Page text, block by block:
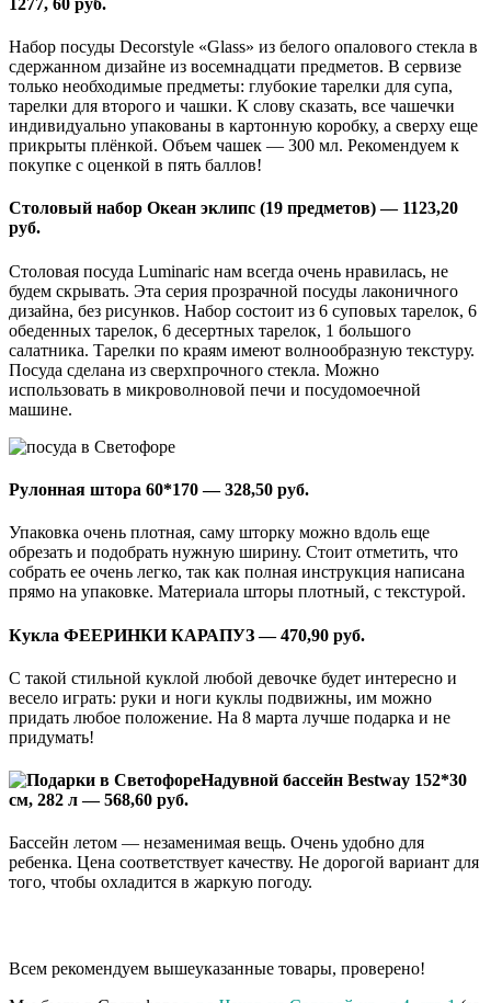
1277, 60 руб.
Набор посуды Decorstyle «Glass» из белого опалового стекла в
сдержанном дизайне из восемнадцати предметов. В сервизе
только необходимые предметы: глубокие тарелки для супа,
тарелки для второго и чашки. К слову сказать, все чашечки
индивидуально упакованы в картонную коробку, а сверху еще
прикрыты плёнкой. Объем чашек — 300 мл. Рекомендуем к
покупке с оценкой в пять баллов!
Столовый набор Океан эклипс (19 предметов) — 1123,20
руб.
Столовая посуда Luminaric нам всегда очень нравилась, не
будем скрывать. Эта серия прозрачной посуды лаконичного
дизайна, без рисунков. Набор состоит из 6 суповых тарелок, 6
обеденных тарелок, 6 десертных тарелок, 1 большого
салатника. Тарелки по краям имеют волнообразную текстуру.
Посуда сделана из сверхпрочного стекла. Можно
использовать в микроволновой печи и посудомоечной
машине.
Рулонная штора 60*170 — 328,50 руб.
Упаковка очень плотная, саму шторку можно вдоль еще
обрезать и подобрать нужную ширину. Стоит отметить, что
собрать ее очень легко, так как полная инструкция написана
прямо на упаковке. Материала шторы плотный, с текстурой.
Кукла ФЕЕРИНКИ КАРАПУЗ — 470,90 руб.
С такой стильной куклой любой девочке будет интересно и
весело играть: руки и ноги куклы подвижны, им можно
придать любое положение. На 8 марта лучше подарка и не
придумать!
Надувной бассейн Bestway 152*30
см, 282 л — 568,60 руб.
Бассейн летом — незаменимая вещь. Очень удобно для
ребенка. Цена соответствует качеству. Не дорогой вариант для
того, чтобы охладится в жаркую погоду.
Всем рекомендуем вышеуказанные товары, проверено!